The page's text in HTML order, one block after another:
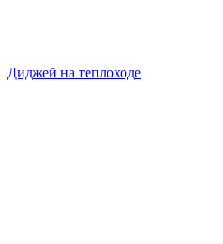
Диджей на теплоходе